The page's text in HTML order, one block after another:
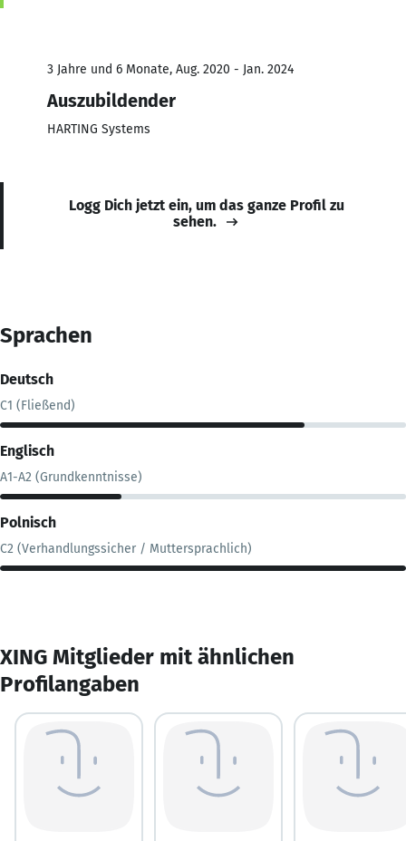
3 Jahre und 6 Monate, Aug. 2020 - Jan. 2024
Auszubildender
HARTING Systems
Logg Dich jetzt ein, um das ganze Profil zu
sehen.
Sprachen
Deutsch
C1 (Fließend)
Englisch
A1-A2 (Grundkenntnisse)
Polnisch
C2 (Verhandlungssicher / Muttersprachlich)
XING Mitglieder mit ähnlichen
Profilangaben